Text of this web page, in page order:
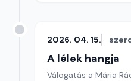
2026. 04. 15.
A lélek hangja
Válogatás a Mária